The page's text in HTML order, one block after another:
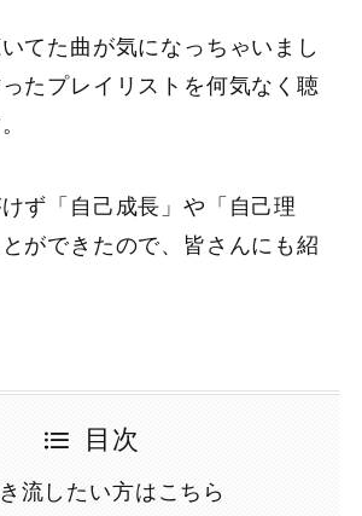
てた曲が気になっちゃいまし
たプレイリストを何気なく聴
ず「自己成長」や「自己理
ができたので、皆さんにも紹
目次
流したい方はこちら